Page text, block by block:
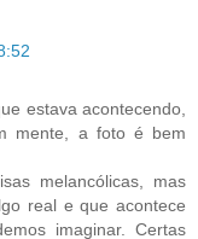
estava acontecendo,
mente, a foto é bem
melancólicas, mas
real e que acontece
imaginar. Certas